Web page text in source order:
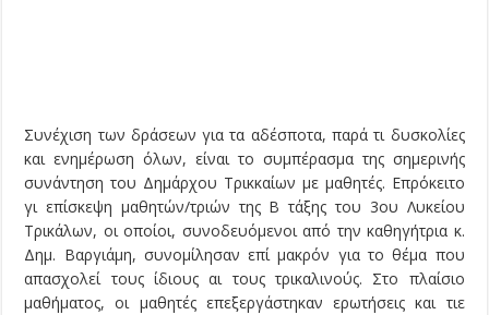
Συνέχιση των δράσεων για τα αδέσποτα, παρά τι δυσκολίες
και ενημέρωση όλων, είναι το συμπέρασμα της σημερινής
συνάντηση του Δημάρχου Τρικκαίων με μαθητές. Επρόκειτο
γι επίσκεψη μαθητών/τριών της Β τάξης του 3ου Λυκείου
Τρικάλων, οι οποίοι, συνοδευόμενοι από την καθηγήτρια κ.
Δημ. Βαργιάμη, συνομίλησαν επί μακρόν για το θέμα που
απασχολεί τους ίδιους αι τους τρικαλινούς. Στο πλαίσιο
μαθήματος, οι μαθητές επεξεργάστηκαν ερωτήσεις και τιε